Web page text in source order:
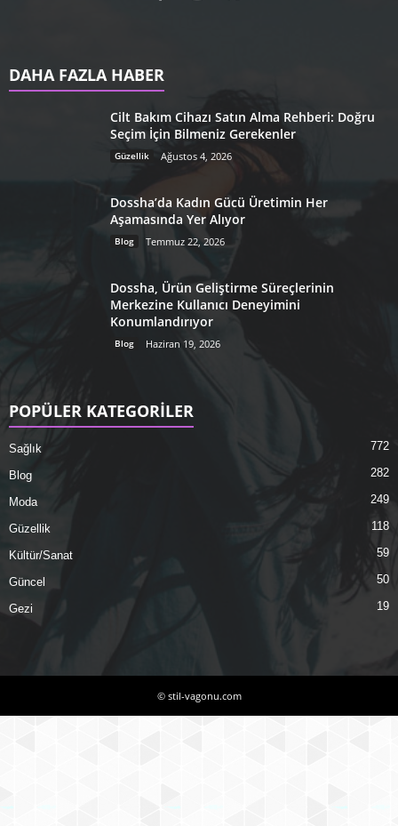
DAHA FAZLA HABER
Cilt Bakım Cihazı Satın Alma Rehberi: Doğru
Seçim İçin Bilmeniz Gerekenler
Güzellik Ağustos 4, 2026
Dossha’da Kadın Gücü Üretimin Her
Aşamasında Yer Alıyor
Blog Temmuz 22, 2026
Dossha, Ürün Geliştirme Süreçlerinin
Merkezine Kullanıcı Deneyimini
Konumlandırıyor
Blog Haziran 19, 2026
POPÜLER KATEGORİLER
Sağlık 772
Blog 282
Moda 249
Güzellik 118
Kültür/Sanat 59
Güncel 50
Gezi 19
© stil-vagonu.com